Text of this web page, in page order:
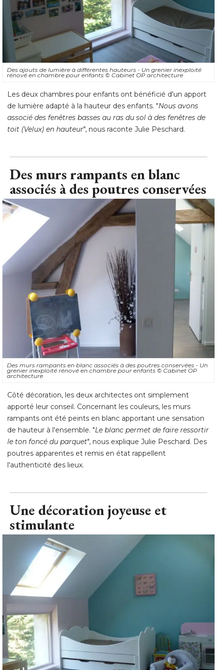
Des ajouts de lumière à différentes hauteurs - Un grenier inexploité
rénové en chambre pour enfants © Cabinet OP architecture
Les deux chambres pour enfants ont bénéficié d'un apport
de lumière adapté à la hauteur des enfants. "Nous avons
associé des fenêtres basses au ras du sol à des fenêtres de
toit (Velux) en hauteur", nous raconte Julie Peschard.
Des murs rampants en blanc
associés à des poutres conservées
Des murs rampants en blanc associés à des poutres conservées - Un
grenier inexploité rénové en chambre pour enfants © Cabinet OP
architecture
Côté décoration, les deux architectes ont simplement
apporté leur conseil. Concernant les couleurs, les murs
rampants ont été peints en blanc apportant une sensation
de hauteur à l'ensemble. "Le blanc permet de faire ressortir
le ton foncé du parquet", nous explique Julie Peschard. Des
poutres apparentes et remis en état rappellent
l'authenticité des lieux.
Une décoration joyeuse et
stimulante